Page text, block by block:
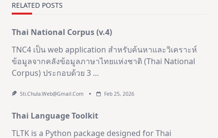
RELATED POSTS
Thai National Corpus (v.4)
TNC4 เป็น web application สำหรับค้นหาและวิเคราะห์
ข้อมูลจากคลังข้อมูลภาษาไทยแห่งชาติ (Thai National
Corpus) ประกอบด้วย 3 ...
Sti.chula.web@gmail.com Feb 25, 2026
Thai Language Toolkit
TLTK is a Python package designed for Thai